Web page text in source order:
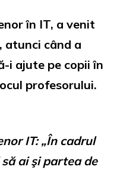
în IT, a venit
atunci când a
i ajute pe copii în
profesorului.
IT:„În cadrul
ai şi partea de